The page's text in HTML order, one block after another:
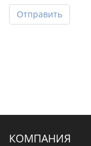
Отправить
КОМПАНИЯ